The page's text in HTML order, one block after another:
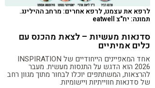
לרפא את עצמנו, לרפא אחרים: מרחב ההילינג.
תמונה: יח"צ eatwell
סדנאות מעשיות – לצאת מהכנס עם
כלים אמיתיים
אחד המאפיינים הייחודיים של INSPIRATION
2026 הוא הדגש על התנסות מעשית. מעבר
להרצאות, המשתתפים יוכלו לבחור מתוך מגוון רחב
של סדנאות חווייתיות ויישומיות.